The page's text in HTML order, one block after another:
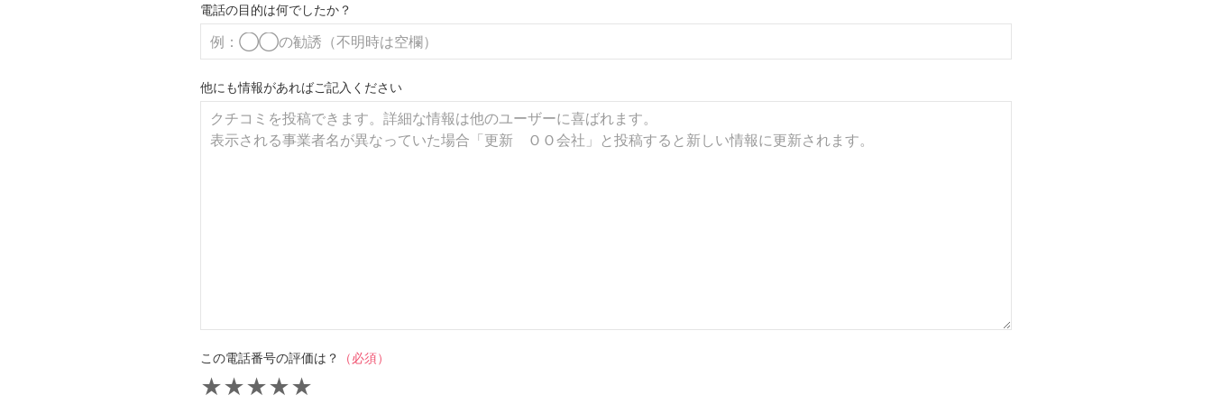
電話の目的は何でしたか？
他にも情報があればご記入ください
この電話番号の評価は？ （必須）
★
★
★
★
★